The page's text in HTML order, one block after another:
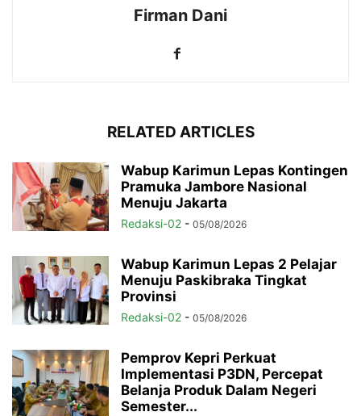
Firman Dani
RELATED ARTICLES
Wabup Karimun Lepas Kontingen
Pramuka Jambore Nasional
Menuju Jakarta
Redaksi-02 - 05/08/2026
Wabup Karimun Lepas 2 Pelajar
Menuju Paskibraka Tingkat
Provinsi
Redaksi-02 - 05/08/2026
Pemprov Kepri Perkuat
Implementasi P3DN, Percepat
Belanja Produk Dalam Negeri
Semester...